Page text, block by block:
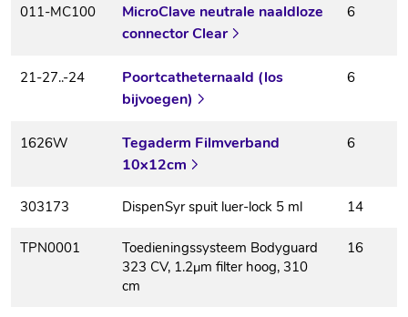
011-MC100
MicroClave neutrale naaldloze
connector Clear
6
21-27..-24
Poortcatheternaald (los
bijvoegen)
6
1626W
Tegaderm Filmverband
10x12cm
6
303173 DispenSyr spuit luer-lock 5 ml 14
TPN0001
Toedieningssysteem Bodyguard
323 CV, 1.2μm filter hoog, 310
cm
16